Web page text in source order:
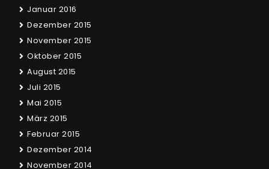
Januar 2016
Dezember 2015
November 2015
Oktober 2015
August 2015
Juli 2015
Mai 2015
März 2015
Februar 2015
Dezember 2014
November 2014